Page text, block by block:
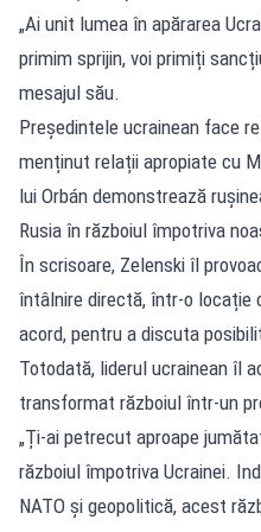
„Ai unit lumea în apărarea
primim sprijin, voi primiți
mesajul său.
Președintele ucrainean face
menținut relații apropiate cu
lui Orbán demonstrează
Rusia în războiul împotriva
În scrisoare, Zelenski îl
întâlnire directă, într-o locație
acord, pentru a discuta
Totodată, liderul ucrainean îl
transformat războiul într-un
„Ți-ai petrecut aproape
războiul împotriva Ucrainei.
NATO și geopolitică, acest